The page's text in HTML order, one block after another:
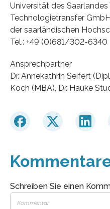
Universität des
Technologietransfer
der saarländischen
Tel.: +49 (0)681/302-6340
Ansprechpartner
Dr. Annekathrin Seifert
Koch (MBA), Dr. Hauke
Schreiben Sie einen